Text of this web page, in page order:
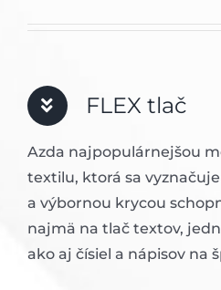
FLEX tlač
Azda najpopulárnejšou
textilu, ktorá sa
a výbornou krycou
najmä na tlač textov,
ako aj čísiel a nápisov na